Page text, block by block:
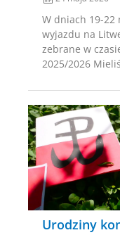
W dniach 19-
wyjazdu na
zebrane w
2025/2026
Urodziny
Posted
on